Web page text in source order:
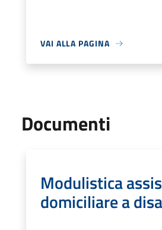
VAI ALLA PAGINA
Documenti
Modulistica
domiciliare a